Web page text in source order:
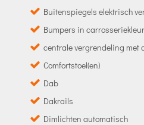
Buitenspiegels elektrisch
Bumpers in carrosseriekleur
centrale vergrendeling met
Comfortstoel(en)
Dab
Dakrails
Dimlichten automatisch